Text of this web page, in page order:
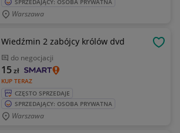
SPRZEDAJĄCY: OSOBA PRYWATNA
Warszawa
Wiedźmin 2 zabójcy królów dvd
do negocjacji
KUP TERAZ
15zł
CZĘSTO SPRZEDAJE
SPRZEDAJĄCY: OSOBA PRYWATNA
Warszawa